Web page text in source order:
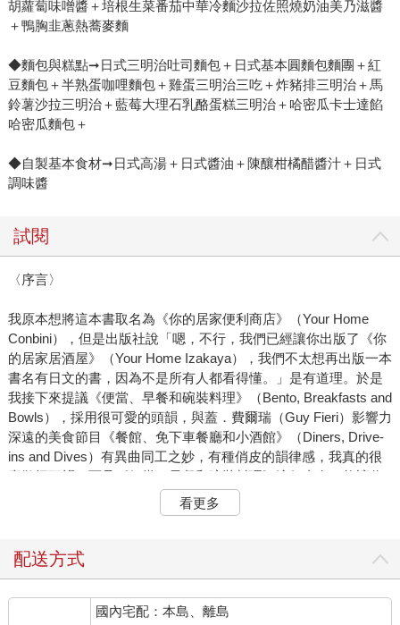
胡蘿蔔味噌醬＋培根生菜番茄中華冷麵沙拉佐照燒奶油美乃滋醬
＋鴨胸韭蔥熱蕎麥麵
◆麵包與糕點➞日式三明治吐司麵包＋日式基本圓麵包麵團＋紅
豆麵包＋半熟蛋咖哩麵包＋雞蛋三明治三吃＋炸豬排三明治＋馬
鈴薯沙拉三明治＋藍莓大理石乳酪蛋糕三明治＋哈密瓜卡士達餡
哈密瓜麵包＋
◆自製基本食材➞日式高湯＋日式醬油＋陳釀柑橘醋醬汁＋日式
調味醬
試閱
〈序言〉
我原本想將這本書取名為《你的居家便利商店》（Your Home
Conbini），但是出版社說「嗯，不行，我們已經讓你出版了《你
的居家居酒屋》（Your Home Izakaya），我們不太想再出版一本
書名有日文的書，因為不是所有人都看得懂。」是有道理。於是
我接下來提議《便當、早餐和碗裝料理》（Bento, Breakfasts and
Bowls），採用很可愛的頭韻，與蓋．費爾瑞（Guy Fieri）影響力
深遠的美食節目《餐館、免下車餐廳和小酒館》（Diners, Drive-
ins and Dives）有異曲同工之妙，有種俏皮的韻律感，我真的很
喜歡押頭韻。而且《便當、早餐和碗裝料理》這個書名，能讓你
完全明白將會學到什麼！經過幾番討論，我的編輯以簡短書名和
方便行銷為由，刪掉書名中的「早餐」一詞。好大的膽子！早餐
名中。先對不熟悉的人解釋一下，「conbini」（如果對拼音很講
究的話，正式的拼法是konbini）是「便利商店」的日文，雖然對
看更多
配送方式
國內宅配：本島、離島